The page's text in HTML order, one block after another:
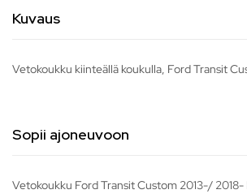
Kuvaus
Vetokoukku kiinteällä koukulla, Ford Transit
Sopii ajoneuvoon
Vetokoukku Ford Transit Custom 2013-/ 2018-